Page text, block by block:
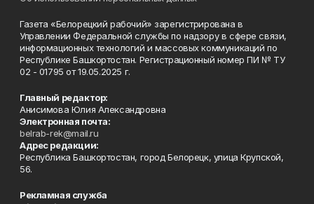
Газета «Белорецкий рабочий» зарегистрирована в
Управлении Федеральной службы по надзору в сфере связи,
информационных технологий и массовых коммуникаций по
Республике Башкортостан. Регистрационный номер ПИ № ТУ
02 - 01795 от 19.05.2025 г.
Главный редактор:
Анисимова Юлия Александровна
Электронная почта:
belrab-rek@mail.ru
Адрес редакции:
Республика Башкортостан, город Белорецк, улица Крупской,
56.
Рекламная служба